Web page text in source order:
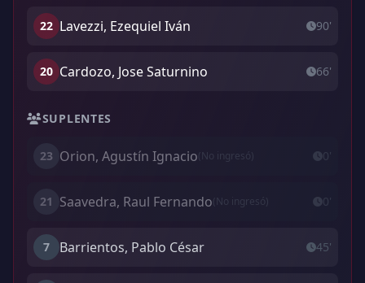
22 Lavezzi, Ezequiel Iván 90'
20 Cardozo, Jose Saturnino 66'
SUPLENTES
23 Orion, Agustín Ignacio(No ingresó) 0'
21 Saavedra, Raul Fernando(No ingresó) 0'
7 Barrientos, Pablo César 45'